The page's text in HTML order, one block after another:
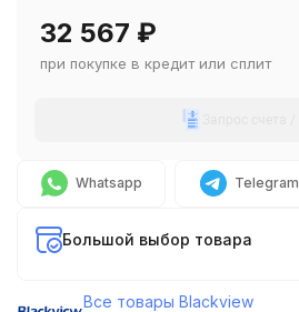
32 567 ₽
при покупке в кредит или сплит
Whatsapp Telegram
Большой выбор товара
Все товары Blackview